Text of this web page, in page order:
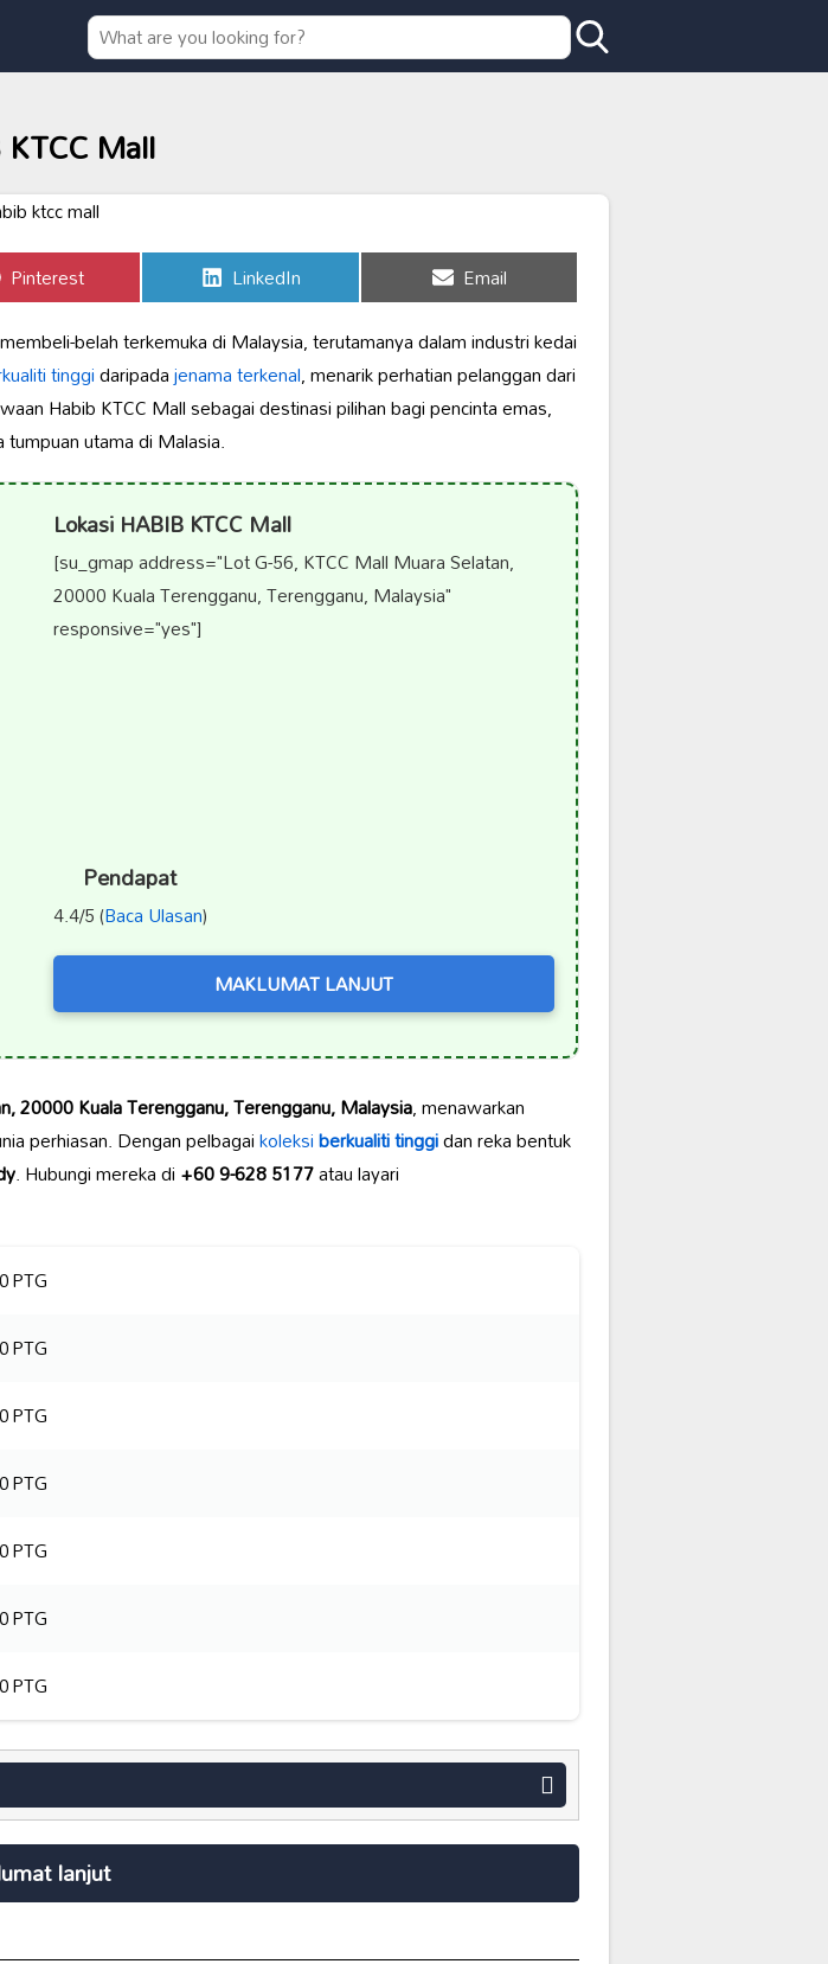
Mall
Share
on
Pinterest Share
on
LinkedIn Share
on
Email
belah terkemuka di Malaysia, terutamanya dalam industri kedai
tinggidaripadajenama terkenal, menarik perhatian pelanggan dari
Habib KTCC Mall sebagai destinasi pilihan bagi pencinta emas,
utama di Malasia.
Lokasi HABIB KTCC Mall
[su_gmap address="Lot G-56, KTCC Mall Muara Selatan,
20000 Kuala Terengganu, Terengganu, Malaysia"
responsive="yes"]
Pendapat
4.4/5 (Baca Ulasan)
MAKLUMAT LANJUT
20000 Kuala Terengganu, Terengganu, Malaysia, menawarkan
perhiasan. Dengan pelbagaikoleksiberkualiti tinggidan reka bentuk
. Hubungi mereka di+60 9-628 5177atau layari
PTG
PTG
PTG
PTG
PTG
PTG
PTG
lanjut